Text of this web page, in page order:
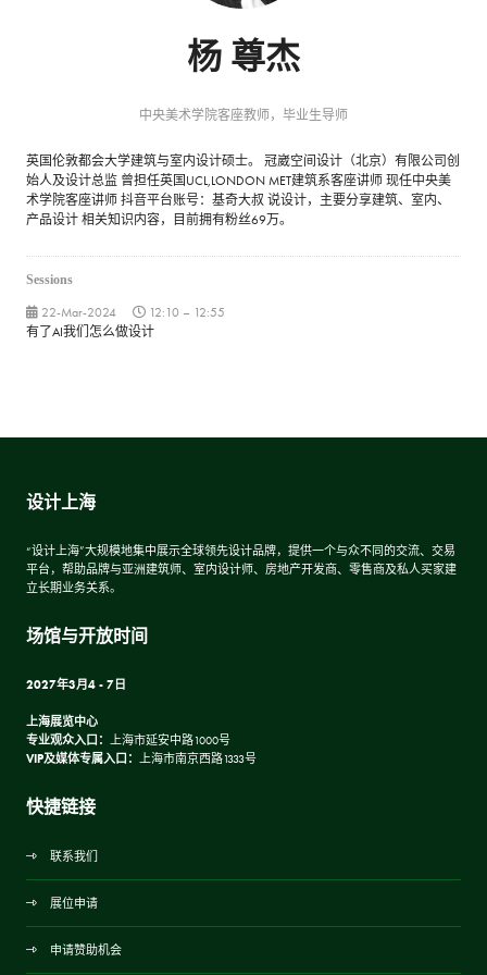
杨 尊杰
中央美术学院客座教师，毕业生导师
英国伦敦都会大学建筑与室内设计硕士。 冠崴空间设计（北京）有限公司创
始人及设计总监 曾担任英国UCL,LONDON MET建筑系客座讲师 现任中央美
术学院客座讲师 抖音平台账号：基奇大叔 说设计，主要分享建筑、室内、
产品设计 相关知识内容，目前拥有粉丝69万。
Sessions
22-Mar-2024
12:10 – 12:55
有了AI我们怎么做设计
设计上海
“设计上海”大规模地集中展示全球领先设计品牌，提供一个与众不同的交流、交易
平台，帮助品牌与亚洲建筑师、室内设计师、房地产开发商、零售商及私人买家建
立长期业务关系。
场馆与开放时间
2027年3月4 - 7日
上海展览中心
专业观众入口： 上海市延安中路1000号
VIP及媒体专属入口： 上海市南京西路1333号
快捷链接
联系我们
展位申请
申请赞助机会